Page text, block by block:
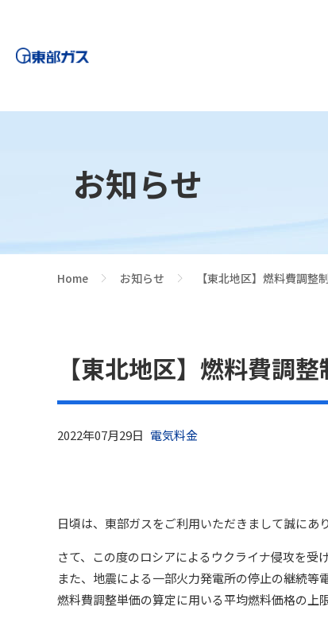
お知らせ
Home お知らせ 【東北地区】燃料費調
【東北地区】燃料費調
2022年07月29日 電気料金
日頃は、東部ガスをご利用いただきまして誠にあ
さて、この度のロシアによるウクライナ侵攻を受
また、地震による一部火力発電所の停止の継続等
燃料費調整単価の算定に用いる平均燃料価格の上